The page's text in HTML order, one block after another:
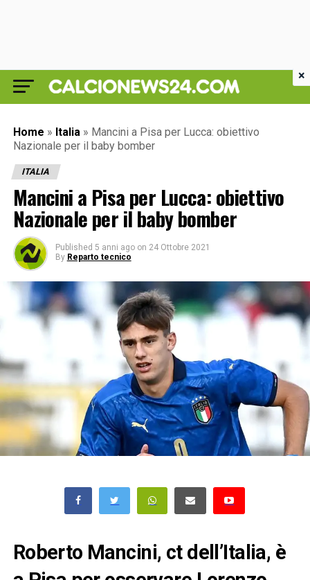
Home » Italia » Mancini a Pisa per Lucca: obiettivo
Nazionale per il baby bomber
ITALIA
Mancini a Pisa per Lucca: obiettivo
Nazionale per il baby bomber
Published 5 anni ago on 24 Ottobre 2021
By Reparto tecnico
Roberto Mancini, ct dell’Italia, è
×